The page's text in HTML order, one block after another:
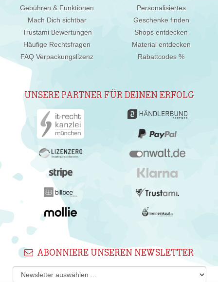
Gebühren & Funktionen
Mach Dich sichtbar
Trustami Bewertungen
Häufige Rechtsfragen
FAQ Verpackungslizenz
Personalisiertes
Geschenke finden
Shops entdecken
Material entdecken
Rabattcodes %
UNSERE PARTNER FÜR DEINEN ERFOLG
ABONNIERE UNSEREN NEWSLETTER